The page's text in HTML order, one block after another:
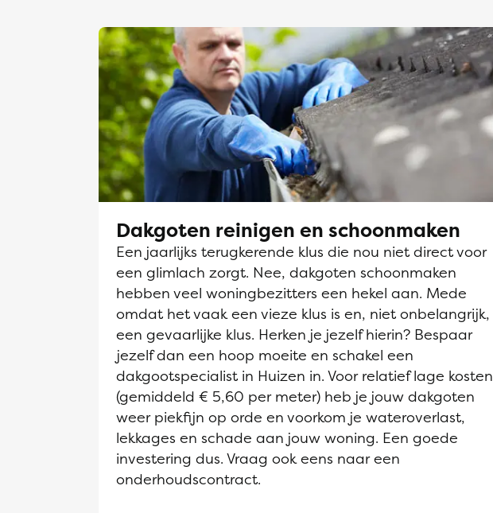
Dakgoten reinigen en schoonmaken
Een jaarlijks terugkerende klus die nou niet direct voor
een glimlach zorgt. Nee, dakgoten schoonmaken
hebben veel woningbezitters een hekel aan. Mede
omdat het vaak een vieze klus is en, niet onbelangrijk,
een gevaarlijke klus. Herken je jezelf hierin? Bespaar
jezelf dan een hoop moeite en schakel een
dakgootspecialist in Huizen in. Voor relatief lage kosten
(gemiddeld € 5,60 per meter) heb je jouw dakgoten
weer piekfijn op orde en voorkom je wateroverlast,
lekkages en schade aan jouw woning. Een goede
investering dus. Vraag ook eens naar een
onderhoudscontract.